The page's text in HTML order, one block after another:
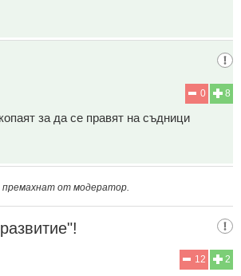
8
0
за да се правят на съдници
премахнат от модератор.
2
12